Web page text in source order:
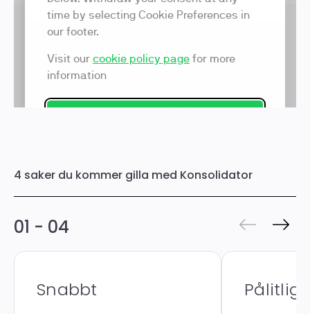
4 saker du kommer gilla med Konsolidator
01 - 04
Snabbt Pålitligt